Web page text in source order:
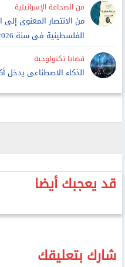
من الصحافة الإسرائيلية
من الانتصار المعنوى
الفلسطينية فى سنة 2026
قضايا تكنولوجية
الذكاء الاصطناعى يدخل
قد يعجبك أيضا
شارك بتعليقك